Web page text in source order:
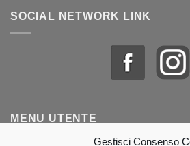
Gestisci Consenso
SOCIAL NETWORK LINK
MENU UTENTE